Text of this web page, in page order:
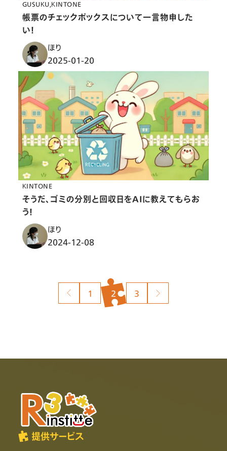
GUSUKU KINTONE
帳票のチェックボックスについて一言物申した
い！
ほり
2025-01-20
KINTONE
そうだ、ゴミの分別と回収日をAIに教えてもらお
う！
ほり
2024-12-08
投
送
1 2 3
提供サービス